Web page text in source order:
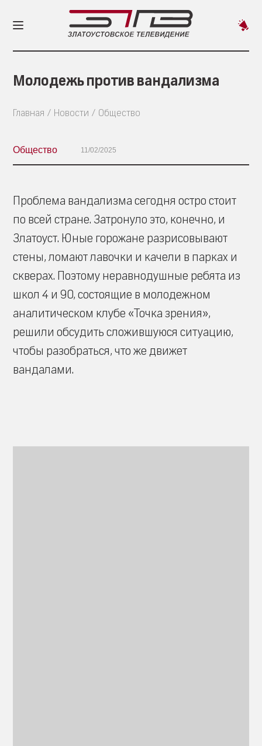
Молодежь против вандализма
Главная Новости Общество
Общество 11/02/2025
Проблема вандализма сегодня остро стоит
по всей стране. Затронуло это, конечно, и
Златоуст. Юные горожане разрисовывают
стены, ломают лавочки и качели в парках и
скверах. Поэтому неравнодушные ребята из
школ 4 и 90, состоящие в молодежном
аналитическом клубе «Точка зрения»,
решили обсудить сложившуюся ситуацию,
чтобы разобраться, что же движет
вандалами.